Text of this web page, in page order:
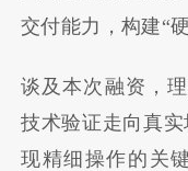
交付能力，构建“
谈及本次融资，
技术验证走向真
现精细操作的关